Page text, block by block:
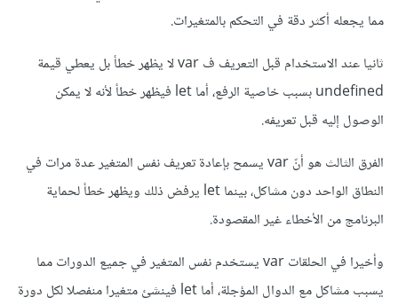
مما يجعله أكثر دقة في التحكم بالمتغيرات.
ثانيا عند الاستخدام قبل التعريف ف var لا يظهر خطأ بل يعطي قيمة
undefined بسبب خاصية الرفع، أما let فيظهر خطأ لأنه لا يمكن
الوصول إليه قبل تعريفه.
الفرق الثالث هو أنّ var يسمح بإعادة تعريف نفس المتغير عدة مرات في
النطاق الواحد دون مشاكل، بينما let يرفض ذلك ويظهر خطأ لحماية
البرنامج من الأخطاء غير المقصودة.
وأخيرا في الحلقات var يستخدم نفس المتغير في جميع الدورات مما
يسبب مشاكل مع الدوال المؤجلة، أما let فينشئ متغيرا منفصلا لكل دورة